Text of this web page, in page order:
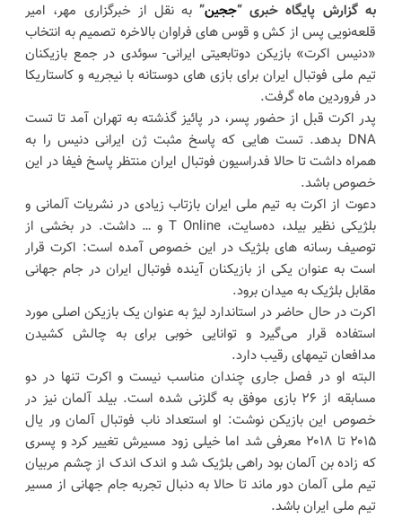
به گزارش پایگاه خبری “ججین” به نقل از خبرگزاری مهر، امیر
قلعه‌نویی پس از کش و قوس های فراوان بالاخره تصمیم به انتخاب
«دنیس اکرت» بازیکن دوتابعیتی ایرانی- سوئدی در جمع بازیکنان
تیم ملی فوتبال ایران برای بازی های دوستانه با نیجریه و کاستاریکا
در فروردین ماه گرفت.
پدر اکرت قبل از حضور پسر، در پائیز گذشته به تهران آمد تا تست
DNA بدهد. تست هایی که پاسخ مثبت ژن ایرانی دنیس را به
همراه داشت تا حالا فدراسیون فوتبال ایران منتظر پاسخ فیفا در این
خصوص باشد.
دعوت از اکرت به تیم ملی ایران بازتاب زیادی در نشریات آلمانی و
بلژیکی نظیر بیلد، ده‌سایت، T Online و … داشت. در بخشی از
توصیف رسانه های بلژیک در این خصوص آمده است: اکرت قرار
است به عنوان یکی از بازیکنان آینده فوتبال ایران در جام جهانی
مقابل بلژیک به میدان برود.
اکرت در حال حاضر در استاندارد لیژ به عنوان یک بازیکن اصلی مورد
استفاده قرار می‌گیرد و توانایی خوبی برای به چالش کشیدن
مدافعان تیمهای رقیب دارد.
البته او در فصل جاری چندان مناسب نیست و اکرت تنها در دو
مسابقه از ۲۶ بازی موفق به گلزنی شده است. بیلد آلمان نیز در
خصوص این بازیکن نوشت: او استعداد ناب فوتبال آلمان ور یال
۲۰۱۵ تا ۲۰۱۸ معرفی شد اما خیلی زود مسیرش تغییر کرد و پسری
که زاده بن آلمان بود راهی بلژیک شد و اندک اندک از چشم مربیان
تیم ملی آلمان دور ماند تا حالا به دنبال تجربه جام جهانی از مسیر
تیم ملی ایران باشد.